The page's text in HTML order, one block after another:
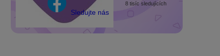
Sledujte nás
8 tisíc sledujících